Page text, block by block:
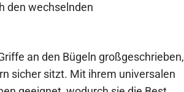
den wechselnden
an den Bügeln großgeschrieben,
sicher sitzt. Mit ihrem universalen